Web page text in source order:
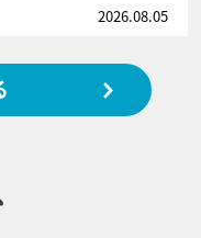
2026.08.05